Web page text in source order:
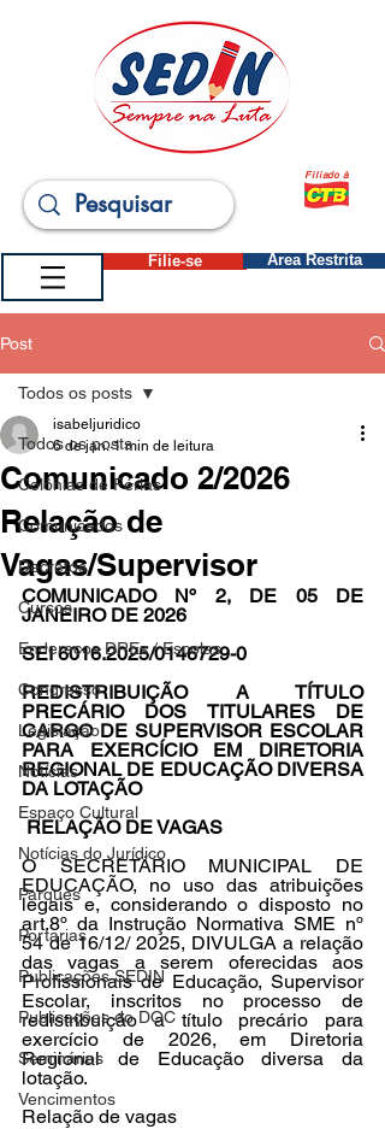
Filiado à
Filie-se Área Restrita
Post
Todos os posts
Colônias de Férias
Comunicados
Decretos
Cursos
Endereços DREs / Escolas
Congresso
Legislação
Notícias
Espaço Cultural
Notícias do Jurídico
Parques
Portarias
Publicações SEDIN
Publicações do DOC
Seminários
Vencimentos
Todos os posts
Comunicado 2/2026
Relação de
Vagas/Supervisor
isabeljuridico
6 de jan. 1 min de leitura
COMUNICADO Nº 2, DE 05 DE
JANEIRO DE 2026
SEI 6016.2025/0146729-0
REDISTRIBUIÇÃO A TÍTULO
PRECÁRIO DOS TITULARES DE
CARGO DE SUPERVISOR ESCOLAR
PARA EXERCÍCIO EM DIRETORIA
REGIONAL DE EDUCAÇÃO DIVERSA
DA LOTAÇÃO
RELAÇÃO DE VAGAS
O SECRETÁRIO MUNICIPAL DE
EDUCAÇÃO, no uso das atribuições
legais e, considerando o disposto no
art.8º da Instrução Normativa SME nº
54 de 16/12/ 2025, DIVULGA a relação
das vagas a serem oferecidas aos
Profissionais de Educação, Supervisor
Escolar, inscritos no processo de
redistribuição a título precário para
exercício de 2026, em Diretoria
Regional de Educação diversa da
lotação.
Relação de vagas